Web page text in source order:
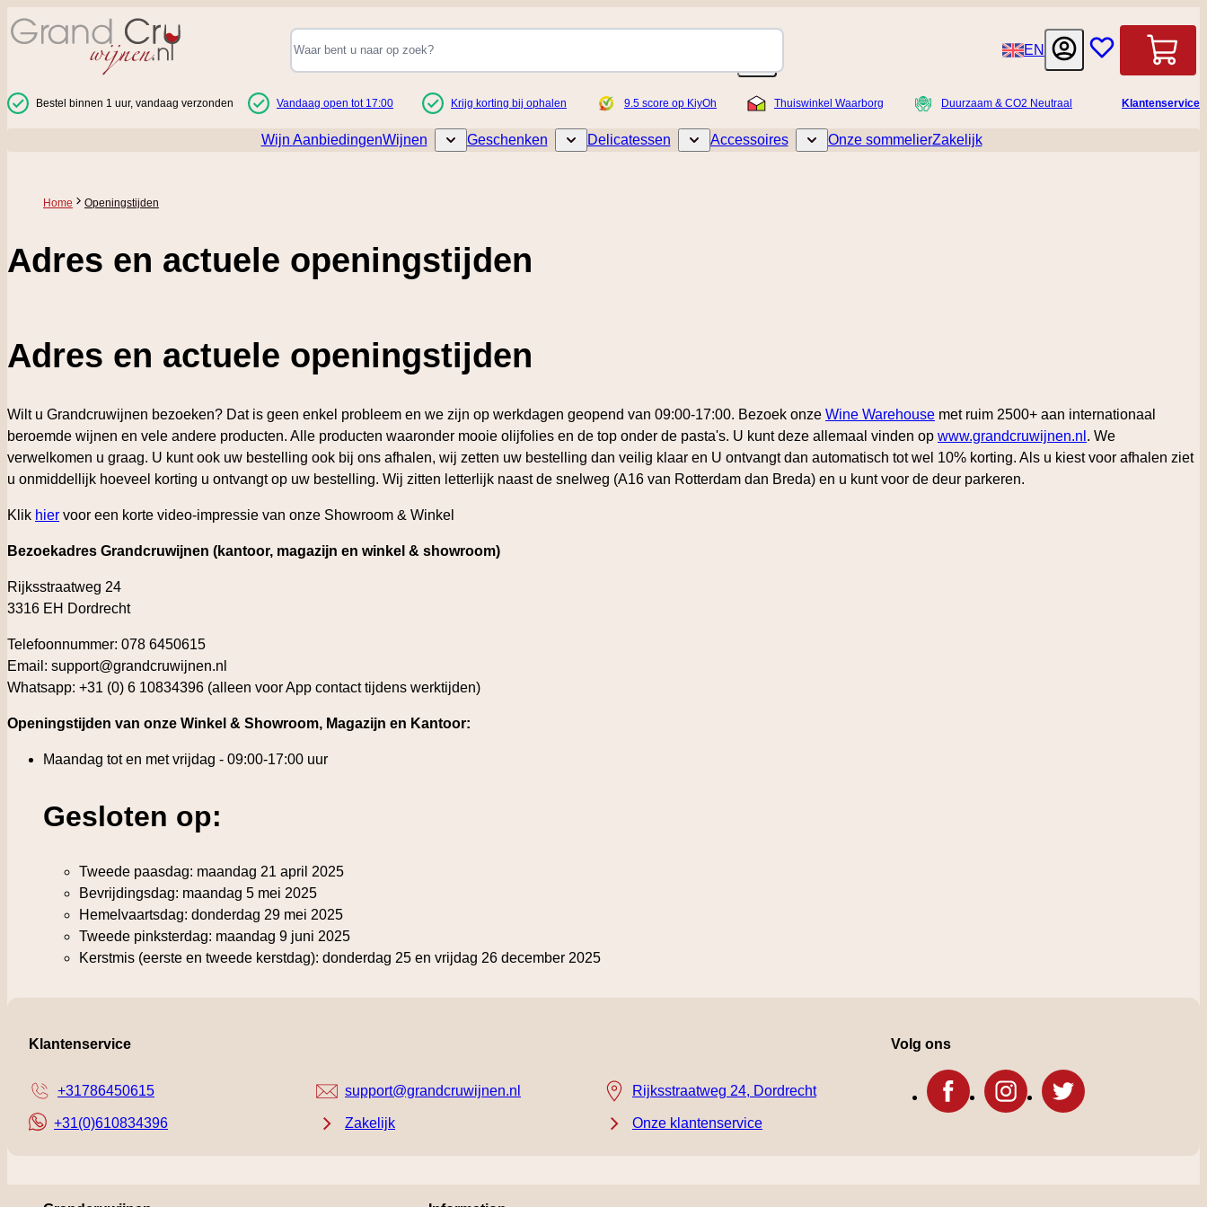
Ga naar de inhoud
TaalEN
Bestel binnen 1 uur, vandaag verzonden Vandaag open tot 17:00 Krijg korting bij ophalen 9.5 score op KiyOh Thuiswinkel Waarborg Duurzaam & CO2 Neutraal Klantenservice
Wijn AanbiedingenWijnen Toggle submenu for Wijnen
Geschenken Toggle submenu for Geschenken
Delicatessen Toggle submenu for Delicatessen
Accessoires Toggle submenu for Accessoires
Onze sommelierZakelijk
Home Openingstijden
Adres en actuele openingstijden
Adres en actuele openingstijden
Wilt u Grandcruwijnen bezoeken? Dat is geen enkel probleem en we zijn op werkdagen geopend van 09:00-17:00. Bezoek onze Wine Warehouse met ruim 2500+ aan internationaal
beroemde wijnen en vele andere producten. Alle producten waaronder mooie olijfolies en de top onder de pasta's. U kunt deze allemaal vinden op www.grandcruwijnen.nl . We
verwelkomen u graag. U kunt ook uw bestelling ook bij ons afhalen, wij zetten uw bestelling dan veilig klaar en U ontvangt dan automatisch tot wel 10% korting. Als u kiest voor afhalen ziet
u onmiddellijk hoeveel korting u ontvangt op uw bestelling. Wij zitten letterlijk naast de snelweg (A16 van Rotterdam dan Breda) en u kunt voor de deur parkeren.
Klik hier voor een korte video-impressie van onze Showroom & Winkel
Bezoekadres Grandcruwijnen (kantoor, magazijn en winkel & showroom)
Rijksstraatweg 24
3316 EH Dordrecht
Telefoonnummer: 078 6450615
Email: support@grandcruwijnen.nl
Whatsapp: +31 (0) 6 10834396 (alleen voor App contact tijdens werktijden)
Openingstijden van onze Winkel & Showroom, Magazijn en Kantoor:
Maandag tot en met vrijdag - 09:00-17:00 uur
Gesloten op:
Tweede paasdag: maandag 21 april 2025
Bevrijdingsdag: maandag 5 mei 2025
Hemelvaartsdag: donderdag 29 mei 2025
Tweede pinksterdag: maandag 9 juni 2025
Kerstmis (eerste en tweede kerstdag): donderdag 25 en vrijdag 26 december 2025
Klantenservice
+31786450615
+31(0)610834396
support@grandcruwijnen.nl Rijksstraatweg 24, Dordrecht
Zakelijk Onze klantenservice
Volg ons